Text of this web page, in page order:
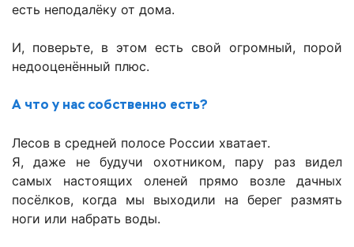
есть неподалёку от дома.
И, поверьте, в этом есть свой огромный, порой
недооценённый плюс.
А что у нас собственно есть?
Лесов в средней полосе России хватает.
Я, даже не будучи охотником, пару раз видел
самых настоящих оленей прямо возле дачных
посёлков, когда мы выходили на берег размять
ноги или набрать воды.